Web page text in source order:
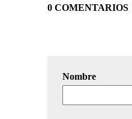
0 COMENTARIOS
Nombre